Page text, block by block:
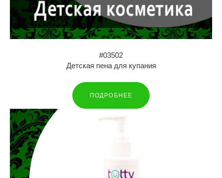
#03502
Детская пена для купания
ПОДРОБНЕЕ